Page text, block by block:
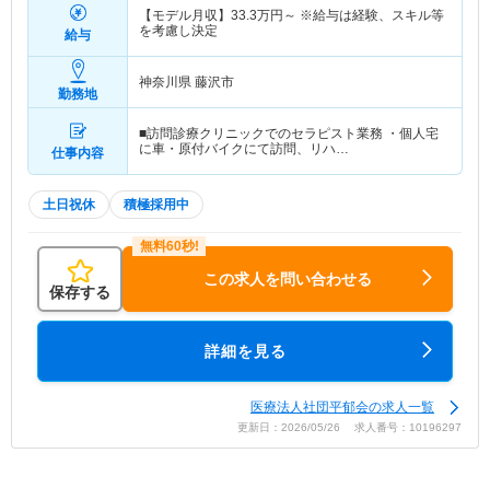
給与
【モデル月収】 33.3万円～ ※給与は経験、スキル等
を考慮し決定
勤務地
神奈川県 藤沢市
仕事内容
■訪問診療クリニックでのセラピスト業務 ・個人宅
に車・原付バイクにて訪問、リハ…
土日祝休 積極採用中
保存する
この求人を問い合わせる
詳細を見る
医療法人社団平郁会の求人一覧
更新日：2026/05/26 求人番号：10196297